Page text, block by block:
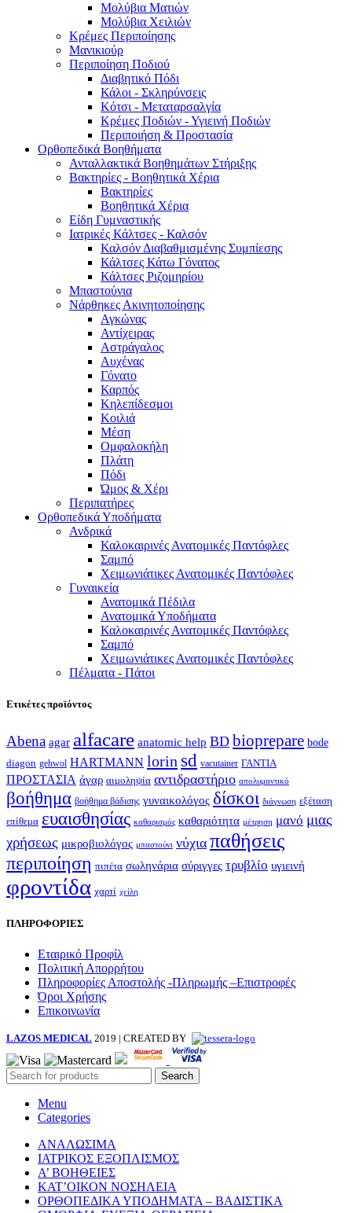
Μολύβια Ματιών
Μολύβια Χειλιών
Κρέμες Περιποίησης
Μανικιούρ
Περιποίηση Ποδιού
Διαβητικό Πόδι
Κάλοι - Σκληρύνσεις
Κότσι - Μεταταρσαλγία
Κρέμες Ποδιών - Υγιεινή Ποδιών
Περιποιήση & Προστασία
Ορθοπεδικά Βοηθήματα
Ανταλλακτικά Βοηθημάτων Στήριξης
Βακτηρίες - Βοηθητικά Χέρια
Βακτηρίες
Βοηθητικά Χέρια
Είδη Γυμναστικής
Ιατρικές Κάλτσες - Καλσόν
Καλσόν Διαβαθμισμένης Συμπίεσης
Κάλτσες Κάτω Γόνατος
Κάλτσες Ριζομηρίου
Μπαστούνια
Νάρθηκες Ακινητοποίησης
Αγκώνας
Αντίχειρας
Αστράγαλος
Αυχένας
Γόνατο
Καρπός
Κηλεπίδεσμοι
Κοιλιά
Μέση
Ομφαλοκήλη
Πλάτη
Πόδι
Ώμος & Χέρι
Περιπατήρες
Ορθοπεδικά Υποδήματα
Ανδρικά
Καλοκαιρινές Ανατομικές Παντόφλες
Σαμπό
Χειμωνιάτικες Ανατομικές Παντόφλες
Γυναικεία
Ανατομικά Πέδιλα
Ανατομικά Υποδήματα
Καλοκαιρινές Ανατομικές Παντόφλες
Σαμπό
Χειμωνιάτικες Ανατομικές Παντόφλες
Πέλματα - Πάτοι
Ετικέτες προϊόντος
Abena agar alfacare anatomic help BD bioprepare bode
diagon gehwol HARTMANN lorin sd vacutainer ΓΑΝΤΙΑ
ΠΡΟΣΤΑΣΙΑ άγαρ αιμοληψία αντιδραστήριο απολυμαντικό
βοήθημα βοήθημα βάδισης γυναικολόγος δίσκοι διάγνωση εξέταση
επίθεμα ευαισθησίας καθαρισμός καθαριότητα μέτρηση μανό μιας
χρήσεως μικροβιολόγος μπαστούνι νύχια παθήσεις
περιποίηση πιπέτα σωληνάρια σύριγγες τρυβλίο υγιεινή
φροντίδα χαρτί χείλη
ΠΛΗΡΟΦΟΡΙΕΣ
Εταιρικό Προφίλ
Πολιτική Απορρήτου
Πληροφορίες Αποστολής -Πληρωμής –Επιστροφές
Όροι Χρήσης
Επικοινωνία
LAZOS MEDICAL 2019 | CREATED BY
Search
Menu
Categories
ΑΝΑΛΩΣΙΜΑ
ΙΑΤΡΙΚΟΣ ΕΞΟΠΛΙΣΜΟΣ
Α’ ΒΟΗΘΕΙΕΣ
ΚΑΤ’ΟΙΚΟΝ ΝΟΣΗΛΕΙΑ
ΟΡΘΟΠΕΔΙΚΑ ΥΠΟΔΗΜΑΤΑ – ΒΑΔΙΣΤΙΚΑ